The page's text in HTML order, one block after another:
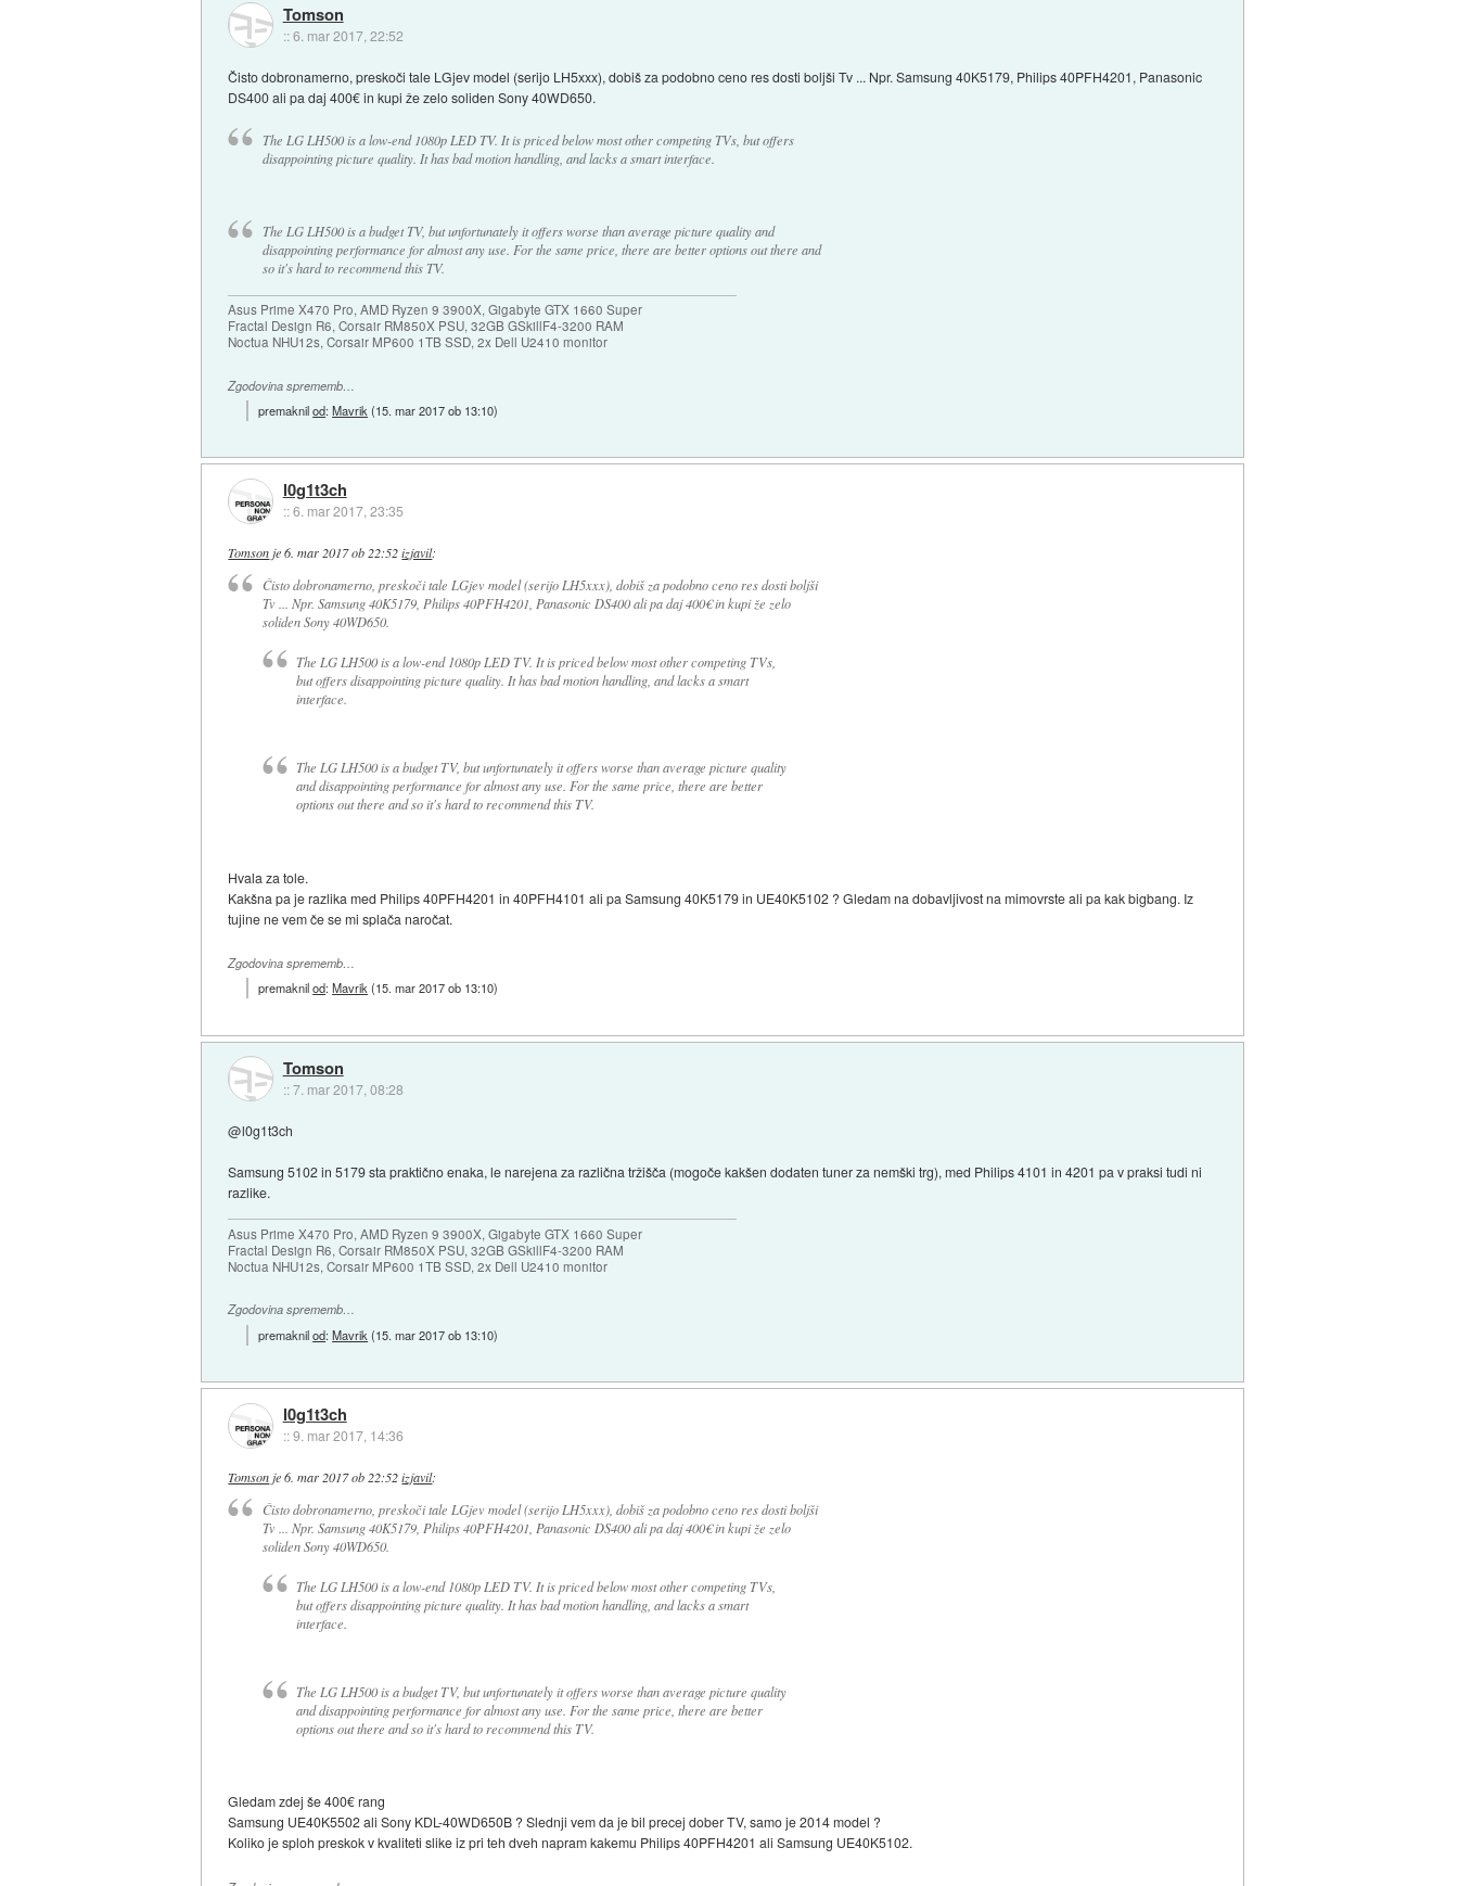
Tomson
::6. mar 2017, 22:52
Čisto dobronamerno, preskoči tale LGjev model (serijo LH5xxx), dobiš za podobno ceno res dosti boljši Tv ... Npr. Samsung 40K5179, Philips 40PFH4201, Panasonic
DS400 ali pa daj 400€ in kupi že zelo soliden Sony 40WD650.
The LG LH500 is a low-end 1080p LED TV. It is priced below most other competing TVs, but offers
disappointing picture quality. It has bad motion handling, and lacks a smart interface.
The LG LH500 is a budget TV, but unfortunately it offers worse than average picture quality and
disappointing performance for almost any use. For the same price, there are better options out there and
so it's hard to recommend this TV.
Asus Prime X470 Pro, AMD Ryzen 9 3900X, Gigabyte GTX 1660 Super
Fractal Design R6, Corsair RM850X PSU, 32GB GSkillF4-3200 RAM
Noctua NHU12s, Corsair MP600 1TB SSD, 2x Dell U2410 monitor
Zgodovina sprememb…
premaknilod:Mavrik (15. mar 2017 ob 13:10)
l0g1t3ch
::6. mar 2017, 23:35
Tomson je6. mar 2017 ob 22:52 izjavil:
Čisto dobronamerno, preskoči tale LGjev model (serijo LH5xxx), dobiš za podobno ceno res dosti boljši
Tv ... Npr. Samsung 40K5179, Philips 40PFH4201, Panasonic DS400 ali pa daj 400€ in kupi že zelo
soliden Sony 40WD650.
The LG LH500 is a low-end 1080p LED TV. It is priced below most other competing TVs,
but offers disappointing picture quality. It has bad motion handling, and lacks a smart
interface.
The LG LH500 is a budget TV, but unfortunately it offers worse than average picture quality
and disappointing performance for almost any use. For the same price, there are better
options out there and so it's hard to recommend this TV.
Hvala za tole.
Kakšna pa je razlika med Philips 40PFH4201 in 40PFH4101 ali pa Samsung 40K5179 in UE40K5102 ? Gledam na dobavljivost na mimovrste ali pa kak bigbang. Iz
tujine ne vem če se mi splača naročat.
Zgodovina sprememb…
premaknilod:Mavrik (15. mar 2017 ob 13:10)
Tomson
::7. mar 2017, 08:28
@l0g1t3ch
Samsung 5102 in 5179 sta praktično enaka, le narejena za različna tržišča (mogoče kakšen dodaten tuner za nemški trg), med Philips 4101 in 4201 pa v praksi tudi ni
razlike.
Asus Prime X470 Pro, AMD Ryzen 9 3900X, Gigabyte GTX 1660 Super
Fractal Design R6, Corsair RM850X PSU, 32GB GSkillF4-3200 RAM
Noctua NHU12s, Corsair MP600 1TB SSD, 2x Dell U2410 monitor
Zgodovina sprememb…
premaknilod:Mavrik (15. mar 2017 ob 13:10)
l0g1t3ch
::9. mar 2017, 14:36
Tomson je6. mar 2017 ob 22:52 izjavil:
Čisto dobronamerno, preskoči tale LGjev model (serijo LH5xxx), dobiš za podobno ceno res dosti boljši
Tv ... Npr. Samsung 40K5179, Philips 40PFH4201, Panasonic DS400 ali pa daj 400€ in kupi že zelo
soliden Sony 40WD650.
The LG LH500 is a low-end 1080p LED TV. It is priced below most other competing TVs,
but offers disappointing picture quality. It has bad motion handling, and lacks a smart
interface.
The LG LH500 is a budget TV, but unfortunately it offers worse than average picture quality
and disappointing performance for almost any use. For the same price, there are better
options out there and so it's hard to recommend this TV.
Gledam zdej še 400€ rang
Samsung UE40K5502 ali Sony KDL-40WD650B ? Slednji vem da je bil precej dober TV, samo je 2014 model ?
Koliko je sploh preskok v kvaliteti slike iz pri teh dveh napram kakemu Philips 40PFH4201 ali Samsung UE40K5102.